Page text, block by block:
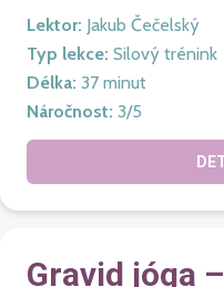
Lektor: Jakub Čečelský
Typ lekce: Silový trénink
Délka: 37 minut
Náročnost: 3/5
Gravid jóga